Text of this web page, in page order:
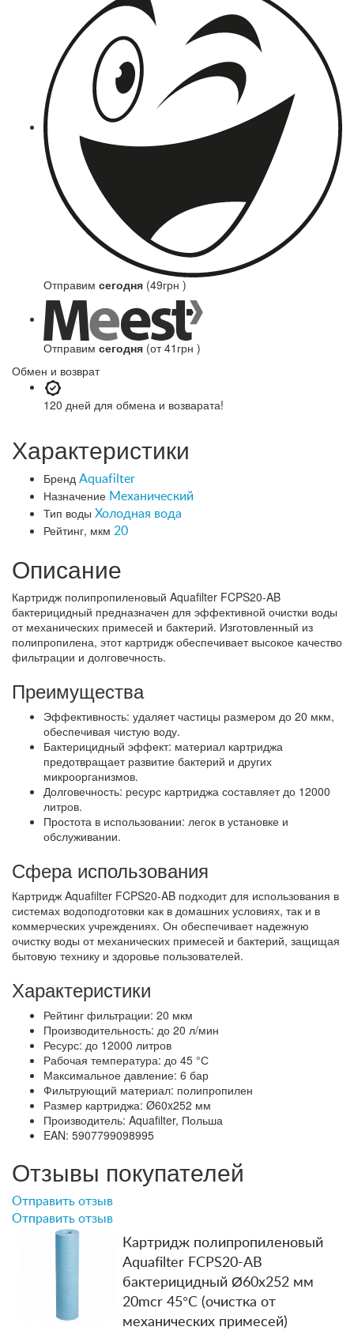
Отправим сегодня (49грн )
Отправим сегодня (от 41грн )
Обмен и возврат
120 дней для обмена и возварата!
Характеристики
Бренд Aquafilter
Назначение Механический
Тип воды Холодная вода
Рейтинг, мкм 20
Описание
Картридж полипропиленовый Aquafilter FCPS20-AB
бактерицидный предназначен для эффективной очистки воды
от механических примесей и бактерий. Изготовленный из
полипропилена, этот картридж обеспечивает высокое качество
фильтрации и долговечность.
Преимущества
Эффективность: удаляет частицы размером до 20 мкм,
обеспечивая чистую воду.
Бактерицидный эффект: материал картриджа
предотвращает развитие бактерий и других
микроорганизмов.
Долговечность: ресурс картриджа составляет до 12000
литров.
Простота в использовании: легок в установке и
обслуживании.
Сфера использования
Картридж Aquafilter FCPS20-AB подходит для использования в
системах водоподготовки как в домашних условиях, так и в
коммерческих учреждениях. Он обеспечивает надежную
очистку воды от механических примесей и бактерий, защищая
бытовую технику и здоровье пользователей.
Характеристики
Рейтинг фильтрации: 20 мкм
Производительность: до 20 л/мин
Ресурс: до 12000 литров
Рабочая температура: до 45 °С
Максимальное давление: 6 бар
Фильтрующий материал: полипропилен
Размер картриджа: Ø60x252 мм
Производитель: Aquafilter, Польша
EAN: 5907799098995
Отзывы покупателей
Отправить отзыв
Отправить отзыв
Картридж полипропиленовый
Aquafilter FCPS20-AB
бактерицидный Ø60x252 мм
20mcr 45°C (очистка от
механических примесей)